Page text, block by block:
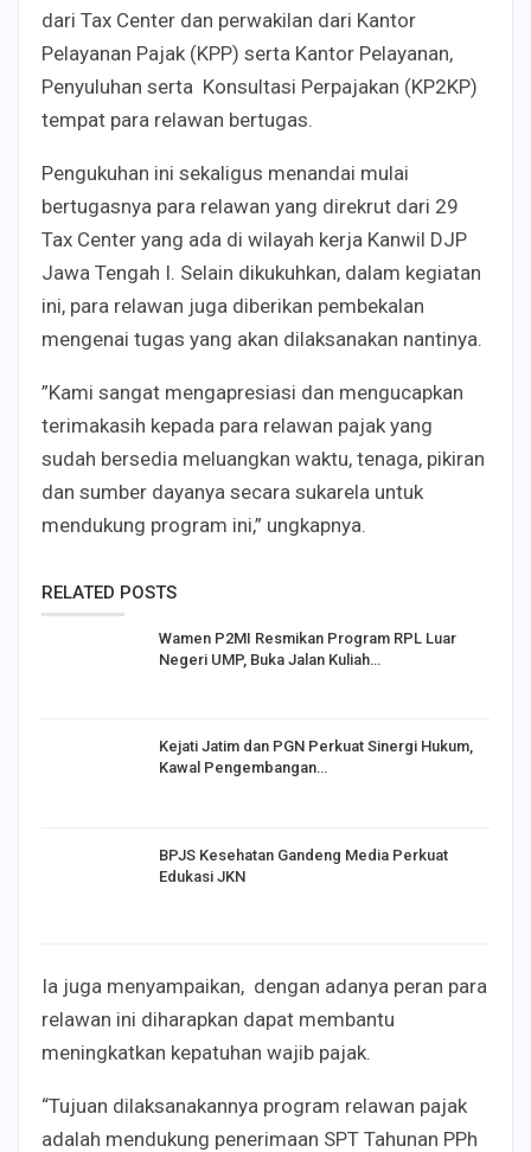
dari Tax Center dan perwakilan dari Kantor
Pelayanan Pajak (KPP) serta Kantor Pelayanan,
Penyuluhan serta Konsultasi Perpajakan (KP2KP)
tempat para relawan bertugas.
Pengukuhan ini sekaligus menandai mulai
bertugasnya para relawan yang direkrut dari 29
Tax Center yang ada di wilayah kerja Kanwil DJP
Jawa Tengah I. Selain dikukuhkan, dalam kegiatan
ini, para relawan juga diberikan pembekalan
mengenai tugas yang akan dilaksanakan nantinya.
”Kami sangat mengapresiasi dan mengucapkan
terimakasih kepada para relawan pajak yang
sudah bersedia meluangkan waktu, tenaga, pikiran
dan sumber dayanya secara sukarela untuk
mendukung program ini,” ungkapnya.
RELATED POSTS
Wamen P2MI Resmikan Program RPL Luar
Negeri UMP, Buka Jalan Kuliah…
Kejati Jatim dan PGN Perkuat Sinergi Hukum,
Kawal Pengembangan…
BPJS Kesehatan Gandeng Media Perkuat
Edukasi JKN
Ia juga menyampaikan, dengan adanya peran para
relawan ini diharapkan dapat membantu
meningkatkan kepatuhan wajib pajak.
“Tujuan dilaksanakannya program relawan pajak
adalah mendukung penerimaan SPT Tahunan PPh